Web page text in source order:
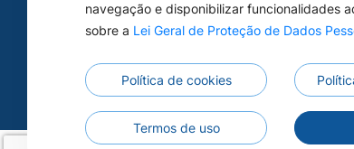
navegação e disponibilizar funcionalidades
sobre a Lei Geral de Proteção de Dados
Política de cookies
Termos de uso